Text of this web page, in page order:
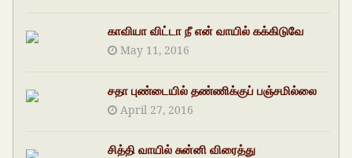
காவியா விட்டா நீ என் வாயில் கக்கிடுவே
May 11, 2016
சதா புண்டையில் தண்ணிக்குப் பஞ்சமில்லை
April 27, 2016
சித்தி வாயில் சுன்னி விரைத்து